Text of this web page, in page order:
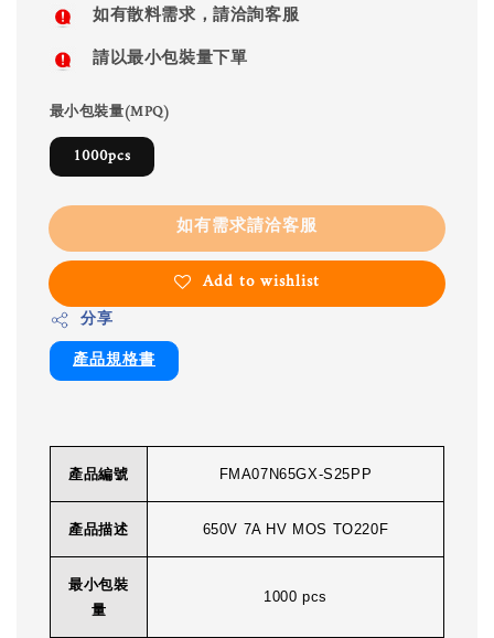
如有散料需求，請洽詢客服
請以最小包裝量下單
最小包裝量(MPQ)
1000pcs
如有需求請洽客服
Add to wishlist
分享
產品規格書
產品編號 FMA07N65GX-S25PP
產品描述 650V 7A HV MOS TO220F
最小包裝
量
1000 pcs